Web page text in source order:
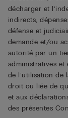
décharger et
indirects,
défense et
demande et/ou
autorité par un
administratives
de l’utilisation de
droit ou liée de
et aux
des présentes